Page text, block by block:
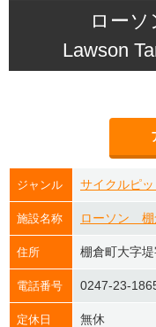
ロー
Lawson
ジャンル サイクルピッ
施設名称 ローソン 棚
住所 棚倉町大字
電話番号 0247-23-
定休日 無休